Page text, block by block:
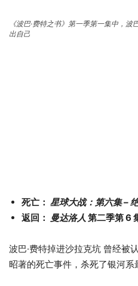
《波巴·费特之书》第一季第一集中，
出自己
死亡： 星球大战：第六集 –
返回： 曼达洛人 第二季第 6
波巴·费特掉进沙拉克坑 曾经被
昭著的死亡事件，杀死了银河系